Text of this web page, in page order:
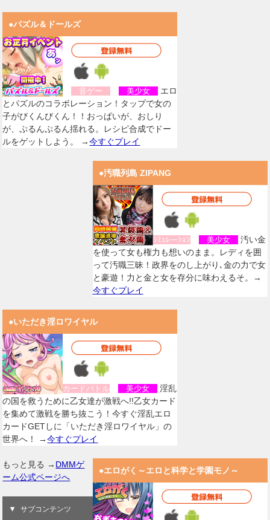
●パズル＆ドールズ
音ゲー 美少女
エロ
とパズルのコラボレーション！タップで女の
子がびくんびくん！！おっぱいが、おしり
が、ぷるんぷるん揺れる。レシピ合成でドー
ルをゲットしよう。 →今すぐプレイ
●汚職列島 ZIPANG
ｼﾐｭﾚーｼｮﾝ 美少女
汚い金
を使って女も権力も想いのまま。レディを囲
って汚職三昧！政界をのし上がり､金の力で女
と豪遊！力と金と女を存分に味わえるそ。→
今すぐプレイ
●いただき淫ロワイヤル
カードバトル 美少女
淫乱
の国を救うために乙女達が激戦へ!!乙女カード
を集めて激戦を勝ち抜こう！今すぐ淫乱エロ
カードGETしに「いただき淫ロワイヤル」の
世界へ！ →今すぐプレイ
●エロがく～エロと科学と学園モノ～
もっと見る → DMMゲ
ーム公式ページへ
サブコンテンツ